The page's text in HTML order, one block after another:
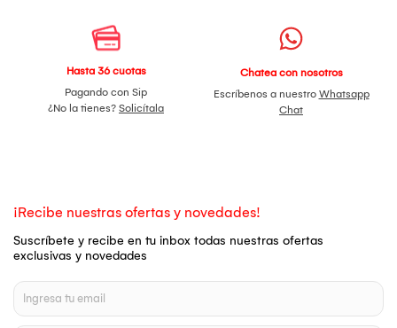
Hasta 36 cuotas
Pagando con Sip
¿No la tienes? Solicítala
Chatea con nosotros
Escríbenos a nuestro Whatsapp
Chat
¡Recibe nuestras ofertas y novedades!
Suscríbete y recibe en tu inbox todas nuestras ofertas
exclusivas y novedades